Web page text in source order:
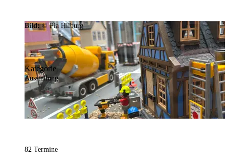
Bild:© Pia Hilburg
Kategorie
Ausstellung
82 Termine